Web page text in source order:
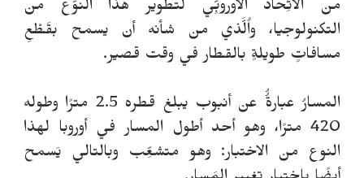
من الاتِّحاد الأوروبِّي لتطوير هذا النوَّع من
التكنولوجيا، واٌلَّذي من شأنه أن يسمح بقَطْعِ
مسافاتٍ طويلةٍ بالقطار في وقت قصير.
المسارُ عبارةُُ عن أنبوب يبلغ قطره 2.5 مترًا وطوله
420 مترًا، وهو أحد أطول المسار في أوروبا لهذا
النوع من الاختبار: وهو متشعِّب وبالتالي يَسمح